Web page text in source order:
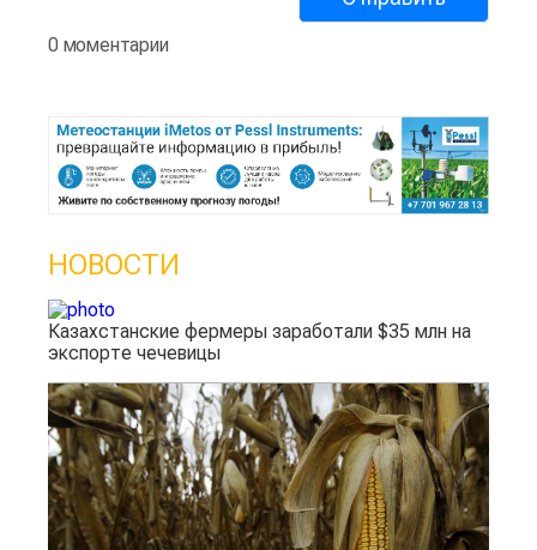
0 моментарии
НОВОСТИ
Казахстанские фермеры заработали $35 млн на
экспорте чечевицы